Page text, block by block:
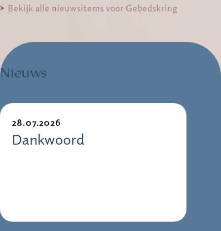
Bekijk alle nieuwsitems voor Gebedskring
Nieuws
28.07.2026
Dankwoord